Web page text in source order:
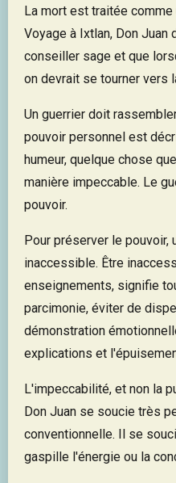
La mort est traitée
Voyage à Ixtlan, Don
conseiller sage et que
on devrait se tourner vers
Un guerrier doit
pouvoir personnel est
humeur, quelque chose
manière impeccable. Le
pouvoir.
Pour préserver le pouvoir,
inaccessible. Être
enseignements, signifie
parcimonie, éviter de
démonstration
explications et
L'impeccabilité, et non la
Don Juan se soucie très
conventionnelle. Il se
gaspille l'énergie ou la